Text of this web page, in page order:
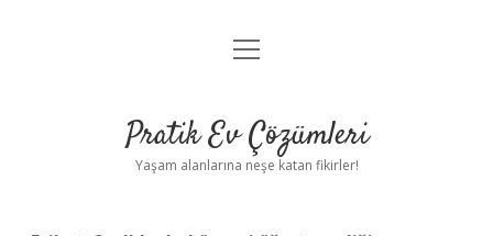
Anasayfa
Yasal Uyarı
menüyü
Pratik Ev Çözümleri
Yaşam alanlarına neşe katan fikirler!